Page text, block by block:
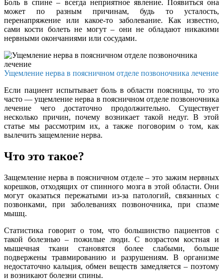
Боль в спине – всегда неприятное явление. Появиться она
может по разным причинам, будь то усталость,
перенапряжение или какое-то заболевание. Как известно,
сами кости болеть не могут – они не обладают никакими
нервными окончаниями или сосудами.
Ущемление нерва в поясничном отделе позвоночника лечение
Если пациент испытывает боль в области поясницы, то это
часто — ущемление нерва в поясничном отделе позвоночника
лечение чего достаточно продолжительно. Существует
несколько причин, почему возникает такой недуг. В этой
статье мы рассмотрим их, а также поговорим о том, как
вылечить защемление нерва.
Что это такое?
Защемление нерва в поясничном отделе – это зажим нервных
корешков, отходящих от спинного мозга в этой области. Они
могут оказаться пережатыми из-за патологий, связанных с
позвонками, при заболеваниях позвоночника, при спазме
мышц.
Статистика говорит о том, что большинство пациентов с
такой болезнью – пожилые люди. С возрастом костная и
мышечная ткани становятся более слабыми, больше
подвержены травмированию и разрушениям. В организме
недостаточно кальция, обмен веществ замедляется – поэтому
и возникают болезни спины.